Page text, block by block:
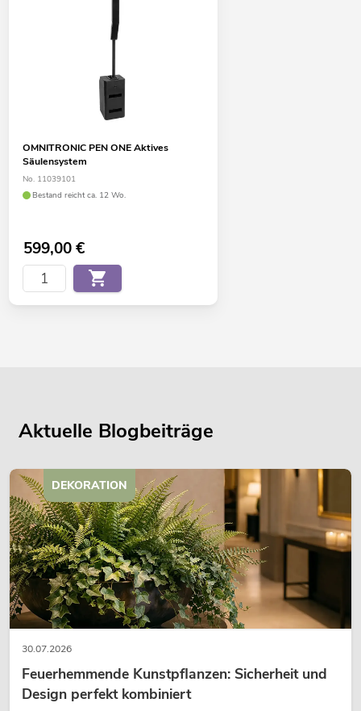
OMNITRONIC PEN ONE Aktives
Säulensystem
No. 11039101
Bestand reicht ca. 12 Wo.
599,00€
Aktuelle Blogbeiträge
30.07.2026
Feuerhemmende Kunstpflanzen: Sicherheit und
Design perfekt kombiniert
DEKORATION